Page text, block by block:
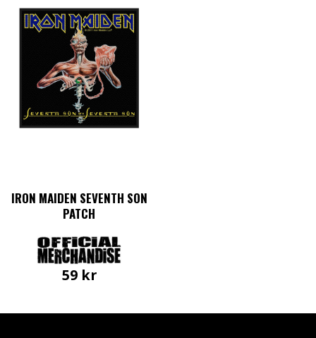
IRON MAIDEN SEVENTH SON
PATCH
59 kr